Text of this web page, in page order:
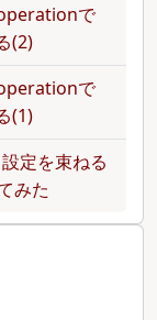
で
(2)
で
(1)
定を束ねる
みた